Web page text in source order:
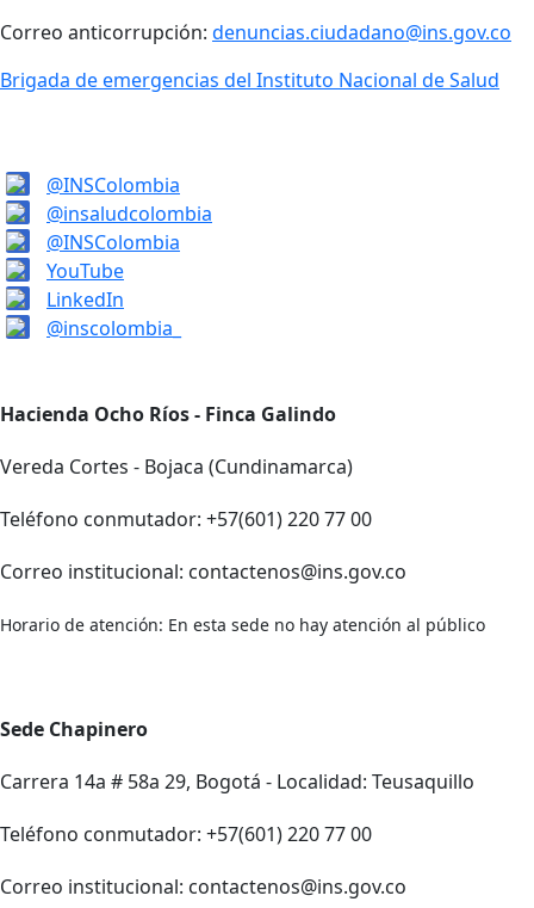
Correo anticorrupción: denuncias.ciudadano@ins.gov.co
Brigada de emergencias del Instituto Nacional de Salud
@INSColombia
@insaludcolombia
@INSColombia
YouTube
LinkedIn
@inscolombia_
Hacienda Ocho Ríos - Finca Galindo
Vereda Cortes - Bojaca (Cundinamarca)
Teléfono conmutador: +57(601) 220 77 00
Correo institucional: contactenos@ins.gov.co
Horario de atención: En esta sede no hay atención al público
Sede Chapinero
Carrera 14a # 58a 29, Bogotá - Localidad: Teusaquillo
Teléfono conmutador: +57(601) 220 77 00
Correo institucional: contactenos@ins.gov.co